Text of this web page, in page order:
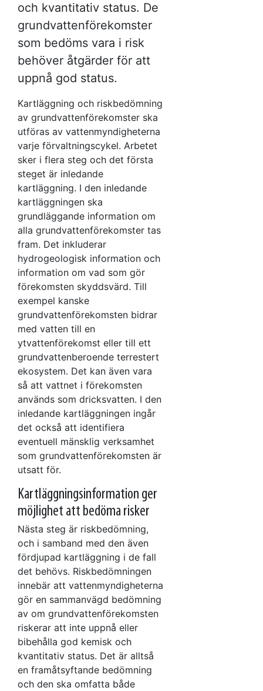
och kvantitativ status. De
grundvattenförekomster
som bedöms vara i risk
behöver åtgärder för att
uppnå god status.
Kartläggning och riskbedömning
av grundvattenförekomster ska
utföras av vattenmyndigheterna
varje förvaltningscykel. Arbetet
sker i flera steg och det första
steget är inledande
kartläggning. I den inledande
kartläggningen ska
grundläggande information om
alla grundvattenförekomster tas
fram. Det inkluderar
hydrogeologisk information och
information om vad som gör
förekomsten skyddsvärd. Till
exempel kanske
grundvattenförekomsten bidrar
med vatten till en
ytvattenförekomst eller till ett
grundvattenberoende terrestert
ekosystem. Det kan även vara
så att vattnet i förekomsten
används som dricksvatten. I den
inledande kartläggningen ingår
det också att identifiera
eventuell mänsklig verksamhet
som grundvattenförekomsten är
utsatt för.
Kartläggningsinformation ger
möjlighet att bedöma risker
Nästa steg är riskbedömning,
och i samband med den även
fördjupad kartläggning i de fall
det behövs. Riskbedömningen
innebär att vattenmyndigheterna
gör en sammanvägd bedömning
av om grundvattenförekomsten
riskerar att inte uppnå eller
bibehålla god kemisk och
kvantitativ status. Det är alltså
en framåtsyftande bedömning
och den ska omfatta både